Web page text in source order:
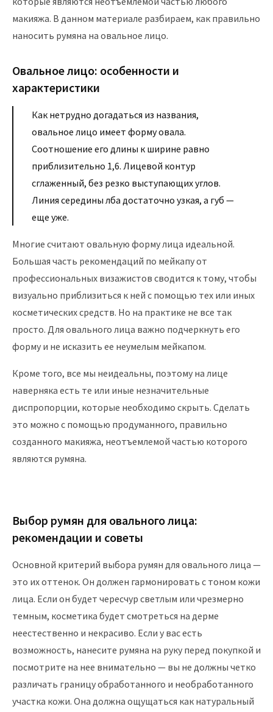
макияжа. В данном материале разбираем, как правильно
наносить румяна на овальное лицо.
Овальное лицо: особенности и
характеристики
Как нетрудно догадаться из названия,
овальное лицо имеет форму овала.
Соотношение его длины к ширине равно
приблизительно 1,6. Лицевой контур
сглаженный, без резко выступающих углов.
Линия середины лба достаточно узкая, а губ —
еще уже.
Многие считают овальную форму лица идеальной.
Большая часть рекомендаций по мейкапу от
профессиональных визажистов сводится к тому, чтобы
визуально приблизиться к ней с помощью тех или иных
косметических средств. Но на практике не все так
просто. Для овального лица важно подчеркнуть его
форму и не исказить ее неумелым мейкапом.
Кроме того, все мы неидеальны, поэтому на лице
наверняка есть те или иные незначительные
диспропорции, которые необходимо скрыть. Сделать
это можно с помощью продуманного, правильно
созданного макияжа, неотъемлемой частью которого
являются румяна.
Выбор румян для овального лица:
рекомендации и советы
Основной критерий выбора румян для овального лица —
это их оттенок. Он должен гармонировать с тоном кожи
лица. Если он будет чересчур светлым или чрезмерно
темным, косметика будет смотреться на дерме
неестественно и некрасиво. Если у вас есть
возможность, нанесите румяна на руку перед покупкой и
посмотрите на нее внимательно — вы не должны четко
различать границу обработанного и необработанного
участка кожи. Она должна ощущаться как натуральный